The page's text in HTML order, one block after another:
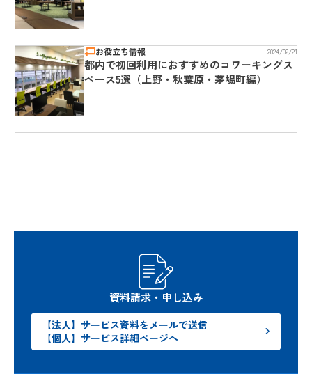
お役立ち情報 2024/02/21
都内で初回利用におすすめのコワーキングス
ペース5選（上野・秋葉原・茅場町編）
資料請求・申し込み
【法人】サービス資料をメールで送信
【個人】サービス詳細ページへ